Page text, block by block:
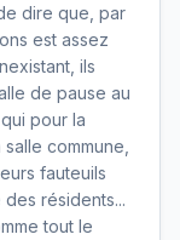
dire que, par
est assez
ils
de pause au
pour la
commune,
fauteuils
résidents...
tout le